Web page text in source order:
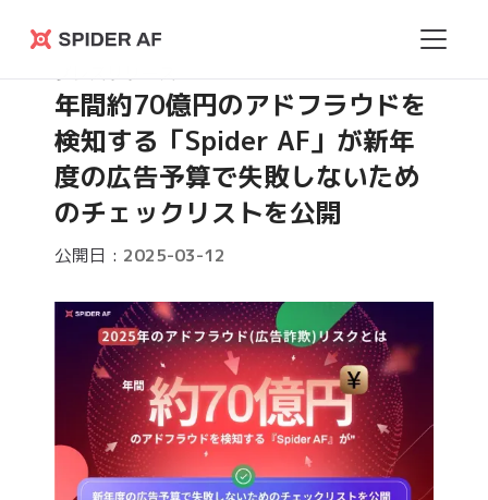
Spider
AF
プレスリリース
年間約70億円のアドフラウドを
検知する「Spider AF」が新年
度の広告予算で失敗しないため
のチェックリストを公開
公開日 : 2025-03-12